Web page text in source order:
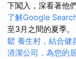
下闖入，深看著他
了解Google
至3月之間的夏季。
鬆 養生村，結合健
清潔公司，為您的